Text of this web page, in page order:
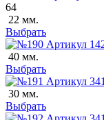
64
22 мм.
Выбрать
40 мм.
Выбрать
30 мм.
Выбрать